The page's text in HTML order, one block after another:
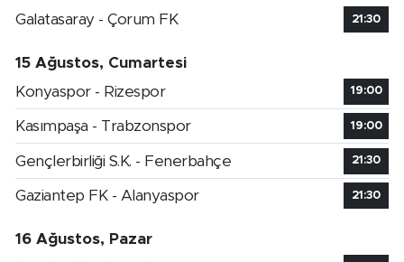
Galatasaray - Çorum FK
21:30
15 Ağustos, Cumartesi
Konyaspor - Rizespor
19:00
Kasımpaşa - Trabzonspor 19:00
Gençlerbirliği S.K. - Fenerbahçe 21:30
Gaziantep FK - Alanyaspor 21:30
16 Ağustos, Pazar